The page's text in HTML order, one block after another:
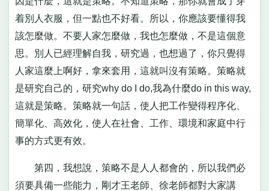
着別人衣服，但一點也不好看。所以，你應該要懂得我
該怎麼做。不要人家怎麼做，我也怎麼做，不是這個意
思。別人已經理解自我，研究過，也想過了，你只覺得
人家這麼上啊好，拿來套用，這就叫沒有策略。策略就
是研究自己的，研究why do I do,我為什麼do in this way,
這就是策略。策略就一句話，使人把工作變得程序化、
簡單化、高效化，使人在社會、工作、環境和家庭中行
事的方式更有效。
第四，我想說，策略不是人人都會的，所以我們必
須要具備一些能力，剛才王老師、徐老師都對大家講